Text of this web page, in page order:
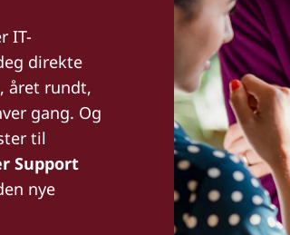
IT-
direkte
året rundt,
gang. Og
til
Support
nye